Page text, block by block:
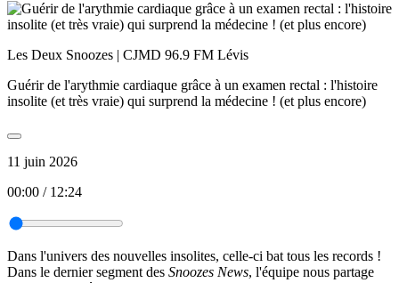
Les Deux Snoozes | CJMD 96.9 FM Lévis
Guérir de l'arythmie cardiaque grâce à un examen rectal : l'histoire
insolite (et très vraie) qui surprend la médecine ! (et plus encore)
11 juin 2026
00:00 / 12:24
Dans l'univers des nouvelles insolites, celle-ci bat tous les records !
Dans le dernier segment des Snoozes News, l'équipe nous partage